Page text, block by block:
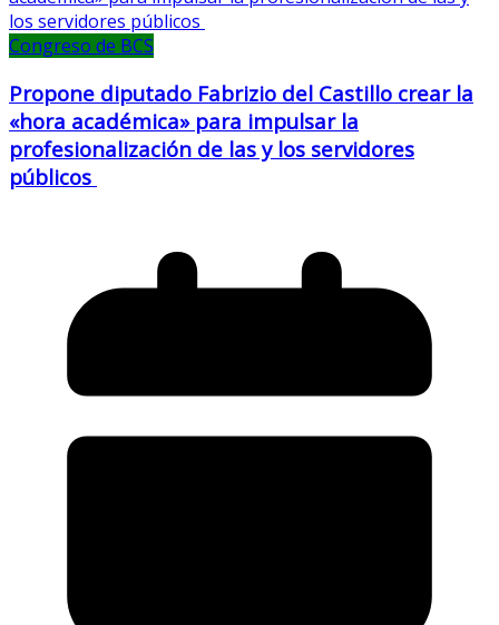
Congreso de BCS
Propone diputado Fabrizio del Castillo crear la
«hora académica» para impulsar la
profesionalización de las y los servidores
públicos